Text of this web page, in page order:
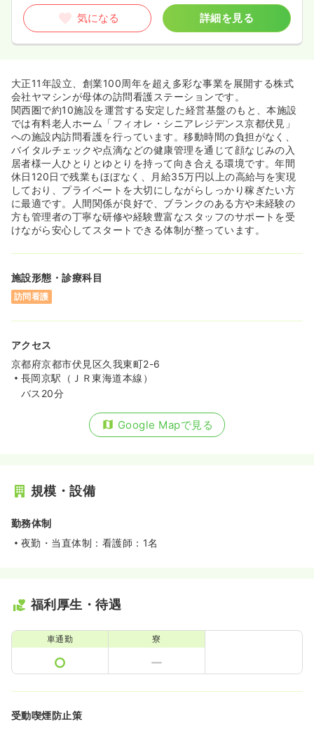
気になる 詳細を見る
大正11年設立、創業100周年を超え多彩な事業を展開する株式
会社ヤマシンが母体の訪問看護ステーションです。
関西圏で約10施設を運営する安定した経営基盤のもと、本施設
では有料老人ホーム「フィオレ・シニアレジデンス京都伏見」
への施設内訪問看護を行っています。移動時間の負担がなく、
バイタルチェックや点滴などの健康管理を通じて顔なじみの入
居者様一人ひとりとゆとりを持って向き合える環境です。年間
休日120日で残業もほぼなく、月給35万円以上の高給与を実現
しており、プライベートを大切にしながらしっかり稼ぎたい方
に最適です。人間関係が良好で、ブランクのある方や未経験の
方も管理者の丁寧な研修や経験豊富なスタッフのサポートを受
けながら安心してスタートできる体制が整っています。
施設形態・診療科目
訪問看護
アクセス
京都府京都市伏見区久我東町2-6
長岡京駅（ＪＲ東海道本線）
バス20分
Google Mapで見る
規模・設備
勤務体制
夜勤・当直体制：看護師：1名
福利厚生・待遇
車通勤 寮
受動喫煙防止策